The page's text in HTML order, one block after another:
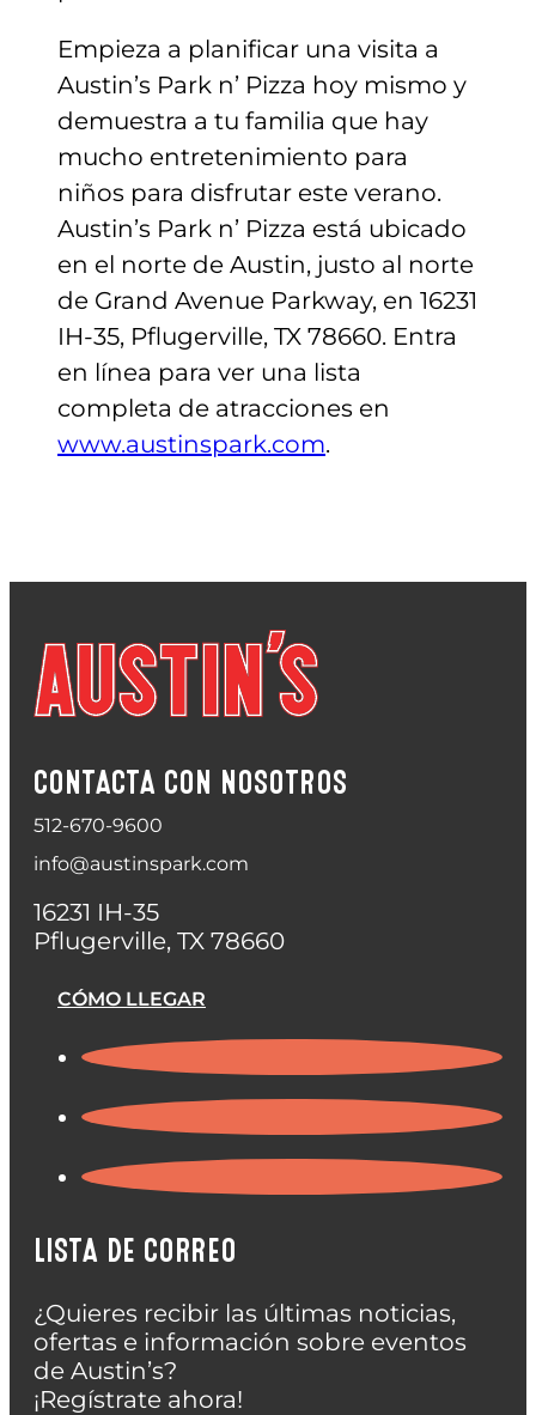
Empieza a planificar una visita a
Austin’s Park n’ Pizza hoy mismo y
demuestra a tu familia que hay
mucho entretenimiento para
niños para disfrutar este verano.
Austin’s Park n’ Pizza está ubicado
en el norte de Austin, justo al norte
de Grand Avenue Parkway, en 16231
IH-35, Pflugerville, TX 78660. Entra
en línea para ver una lista
completa de atracciones en
www.austinspark.com.
CONTACTA CON NOSOTROS
512-670-9600
info@austinspark.com
16231 IH-35
Pflugerville, TX 78660
CÓMO LLEGAR
LISTA DE CORREO
¿Quieres recibir las últimas noticias,
ofertas e información sobre eventos
de Austin’s?
¡Regístrate ahora!